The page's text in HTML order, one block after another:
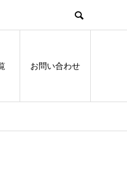
お問い合わせ